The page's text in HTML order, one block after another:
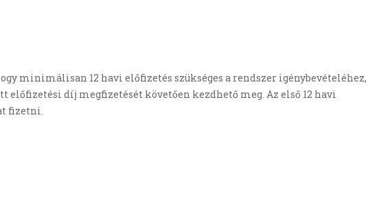
minimálisan 12 havi előfizetés szükséges a rendszer igénybevételéhez,
előfizetési díj megfizetését követően kezdhető meg. Az első 12 havi
fizetni.